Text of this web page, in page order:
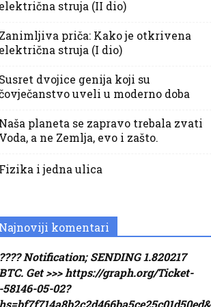
struja (II dio)
priča: Kako je otkrivena
struja (I dio)
dvojice genija koji su
uveli u moderno doba
planeta se zapravo trebala zvati
a ne Zemlja, evo i zašto.
i jedna ulica
komentari
Notification; SENDING 1.820217
Get >>> https://graph.org/Ticket-
05-02?